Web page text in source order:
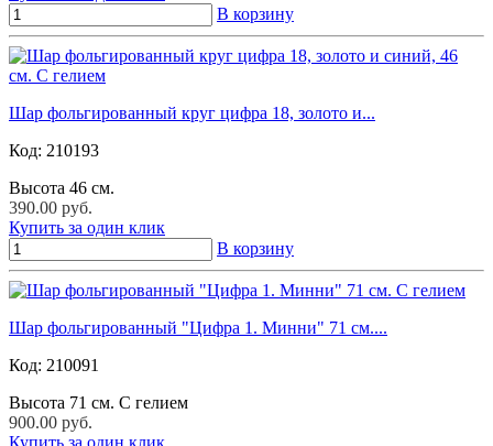
В корзину
Шар фольгированный круг цифра 18, золото и...
Код: 210193
Высота 46 см.
390.00 руб.
Купить за один клик
В корзину
Шар фольгированный "Цифра 1. Минни" 71 см....
Код: 210091
Высота 71 см. С гелием
900.00 руб.